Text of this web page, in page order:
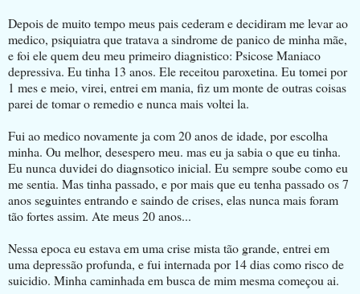
Depois de muito tempo meus pais cederam e decidiram me levar ao
medico, psiquiatra que tratava a sindrome de panico de minha mãe,
e foi ele quem deu meu primeiro diagnistico: Psicose Maniaco
depressiva. Eu tinha 13 anos. Ele receitou paroxetina. Eu tomei por
1 mes e meio, virei, entrei em mania, fiz um monte de outras coisas
parei de tomar o remedio e nunca mais voltei la.
Fui ao medico novamente ja com 20 anos de idade, por escolha
minha. Ou melhor, desespero meu. mas eu ja sabia o que eu tinha.
Eu nunca duvidei do diagnsotico inicial. Eu sempre soube como eu
me sentia. Mas tinha passado, e por mais que eu tenha passado os 7
anos seguintes entrando e saindo de crises, elas nunca mais foram
tão fortes assim. Ate meus 20 anos...
Nessa epoca eu estava em uma crise mista tão grande, entrei em
uma depressão profunda, e fui internada por 14 dias como risco de
suicidio. Minha caminhada em busca de mim mesma começou ai.